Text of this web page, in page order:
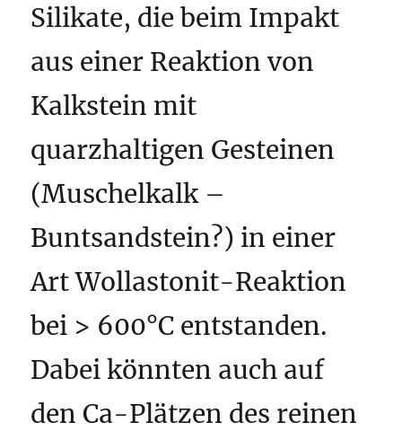
Silikate, die beim Impakt
aus einer Reaktion von
Kalkstein mit
quarzhaltigen Gesteinen
(Muschelkalk –
Buntsandstein?) in einer
Art Wollastonit-Reaktion
bei > 600°C entstanden.
Dabei könnten auch auf
den Ca-Plätzen des reinen